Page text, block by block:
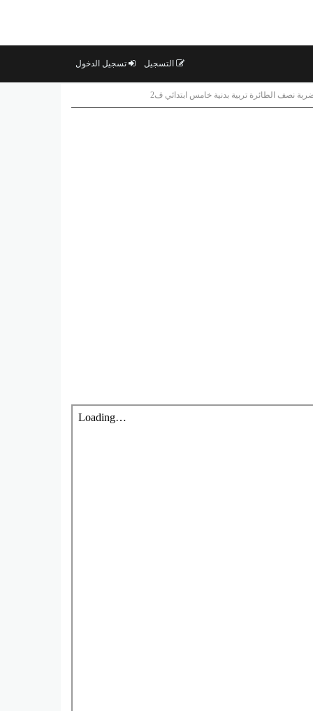
التسجيل تسجيل الدخول
نصف الطائرة تربية بدنية خامس ابتدائي ف2